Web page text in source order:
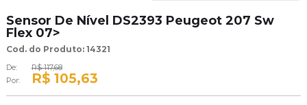
Sensor De Nível DS2393 Peugeot 207 Sw
Flex 07>
Cod. do Produto: 14321
De:
R$ 117,68
Por:
R$ 105,63